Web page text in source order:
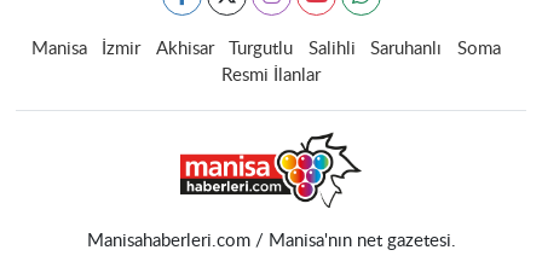
Manisa İzmir Akhisar Turgutlu Salihli Saruhanlı
Soma
Resmi İlanlar
Manisahaberleri.com / Manisa'nın net gazetesi.